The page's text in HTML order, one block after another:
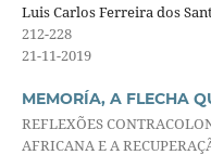
Luis Carlos Ferreira dos
212-228
21-11-2019
MEMORÍA, A FLECHA
REFLEXÕES
AFRICANA E A